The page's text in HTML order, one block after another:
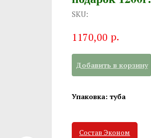
SKU:
1170,00 р.
Добавить в корзину
Упаковка: туба
Состав Эконом